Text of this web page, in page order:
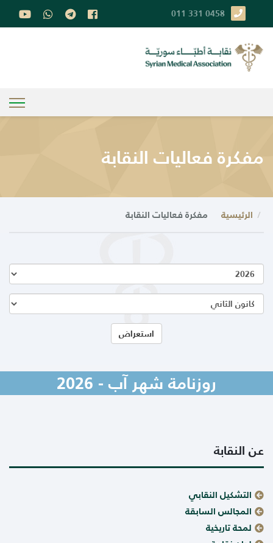
011 331 0458
مفكرة فعاليات النقابة
الرئيسية مفكرة فعاليات النقابة
0
استعراض
روزنامة شهر آب - 2026
عن النقابة
التشكيل النقابي
المجالس السابقة
لمحة تاريخية